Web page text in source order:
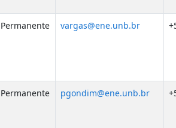
Permanente vargas@ene.unb.br
Permanente pgondim@ene.unb.br